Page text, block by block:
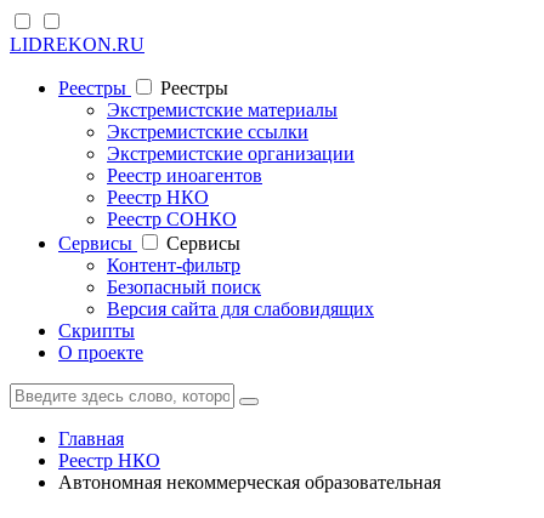
LIDREKON.RU
Реестры
Реестры
Экстремистские материалы
Экстремистские ссылки
Экстремистские организации
Реестр иноагентов
Реестр НКО
Реестр СОНКО
Cервисы
Cервисы
Контент-фильтр
Безопасный поиск
Версия сайта для слабовидящих
Скрипты
О проекте
Главная
Реестр НКО
Автономная некоммерческая образовательная